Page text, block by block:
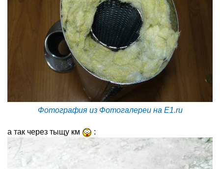
Фотография из Фотогалереи на E1.ru
а так через тыщу км :